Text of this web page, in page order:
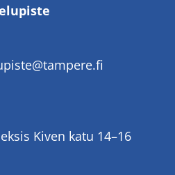
Kiven katu 14–16